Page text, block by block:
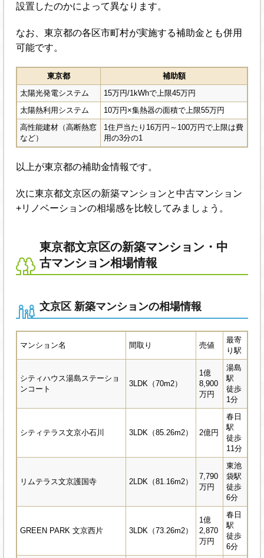
設置したのかによって異なります。
なお、東京都の各区市町村が実施する補助金とも併用
可能です。
東京都
補助額
太陽光発電システム
15万円/1kWhで上限45万円
太陽熱利用システム
10万円×集熱器の面積で上限55万円
高性能建材（高断熱窓
など）
1住戸当たり16万円～100万円で上限は費
用の3分の1
以上が東京都の補助金情報です。
次に東京都文京区の新築マンションと中古マンション
+リノベーションの相場感を比較してみましょう。
東京都文京区の新築マンション・中
古マンション相場情報
文京区 新築マンションの相場情報
マンション名 間取り 売値
最寄
り駅
シティハウス湯島ステーショ
ンコート
3LDK（70m2）
1億
8,900
万円
湯島
駅
徒歩
1分
シティテラス文京小石川 3LDK（85.26m2） 2億円
春日
駅
徒歩
11分
リムテラス文京護国寺 2LDK（81.16m2）
7,790
万円
東池
袋駅
徒歩
6分
GREEN PARK 文京西片 3LDK（73.26m2）
1億
2,870
万円
春日
駅
徒歩
6分